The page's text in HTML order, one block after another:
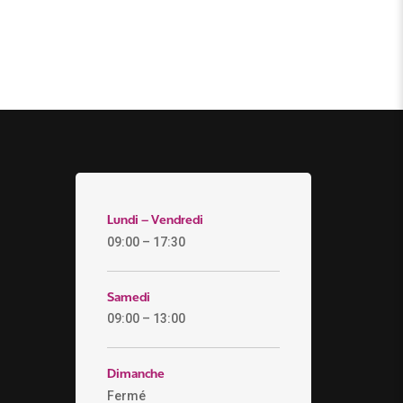
Lundi – Vendredi
09:00 – 17:30
Samedi
09:00 – 13:00
Dimanche
Fermé